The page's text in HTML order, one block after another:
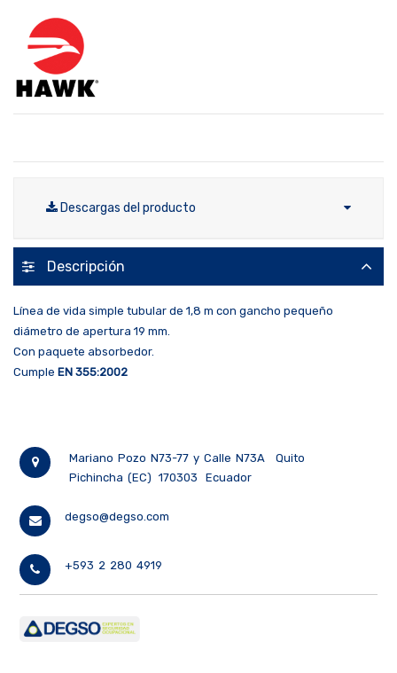
Descargas del producto
Descripción
Línea de vida simple tubular de 1,8 m con gancho pequeño
diámetro de apertura 19 mm.
Con paquete absorbedor.
Cumple EN 355:2002
Mariano Pozo N73-77 y Calle N73A
Quito
Pichincha (EC)
170303 Ecuador
degso@degso.com
+593 2 280 4919